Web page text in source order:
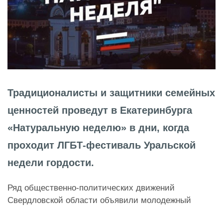
Традиционалисты и защитники семейных
ценностей проведут в Екатеринбурга
«Натуральную неделю» в дни, когда
проходит ЛГБТ-фестиваль Уральской
недели гордости.
Ряд общественно-политических движений
Свердловской области объявили молодежный